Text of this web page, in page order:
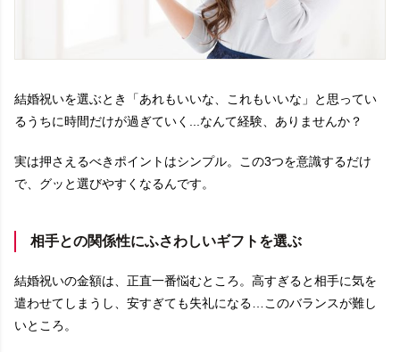
結婚祝いを選ぶとき「あれもいいな、これもいいな」と思ってい
るうちに時間だけが過ぎていく...なんて経験、ありませんか？
実は押さえるべきポイントはシンプル。この3つを意識するだけ
で、グッと選びやすくなるんです。
相手との関係性にふさわしいギフトを選ぶ
結婚祝いの金額は、正直一番悩むところ。高すぎると相手に気を
遣わせてしまうし、安すぎても失礼になる…このバランスが難し
いところ。